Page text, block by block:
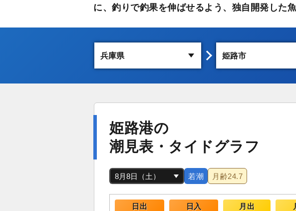
に、釣りで釣果を伸ばせるよう、独自開発した
姫路港の
潮見表・タイドグラフ
若潮 月齢24.7
日出 日入 月出